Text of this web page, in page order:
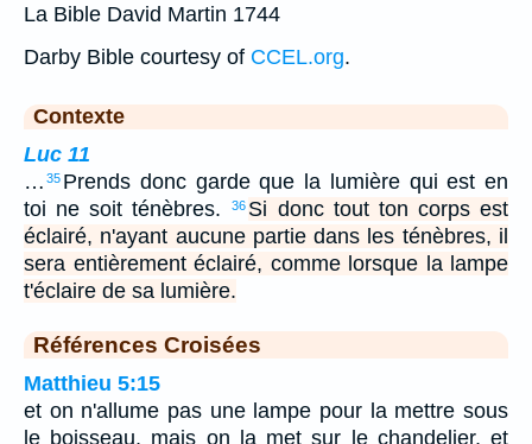
La Bible David Martin 1744
Darby Bible courtesy of CCEL.org.
Contexte
Luc 11
… 35 Prends donc garde que la lumière qui est en
toi ne soit ténèbres.
36 Si donc tout ton corps est
éclairé, n'ayant aucune partie dans les ténèbres, il
sera entièrement éclairé, comme lorsque la lampe
t'éclaire de sa lumière.
Références Croisées
Matthieu 5:15
et on n'allume pas une lampe pour la mettre sous
le boisseau, mais on la met sur le chandelier, et